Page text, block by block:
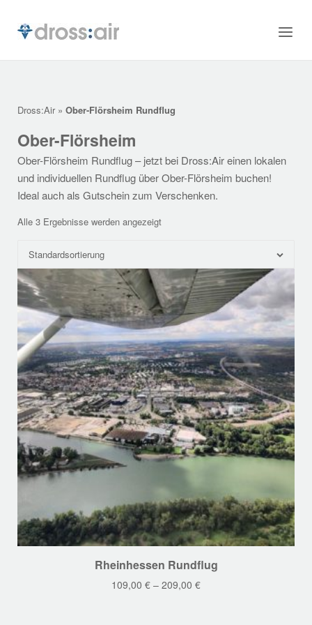
content
Home Menu
Dross:Air» Ober-Flörsheim Rundflug
Ober-Flörsheim
Ober-Flörsheim Rundflug – jetzt bei Dross:Air einen lokalen
und individuellen Rundflug über Ober-Flörsheim buchen!
Ideal auch als Gutschein zum Verschenken.
Alle 3 Ergebnisse werden angezeigt
Standardsortierung
Produkt
weist
Rheinhessen Rundflug
109,00 € – 209,00 €